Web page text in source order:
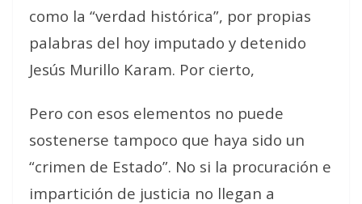
como la “verdad histórica”, por propias
palabras del hoy imputado y detenido
Jesús Murillo Karam. Por cierto,
Pero con esos elementos no puede
sostenerse tampoco que haya sido un
“crimen de Estado”. No si la procuración e
impartición de justicia no llegan a